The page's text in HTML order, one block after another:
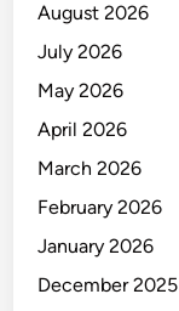
August 2026
July 2026
May 2026
April 2026
March 2026
February 2026
January 2026
December 2025